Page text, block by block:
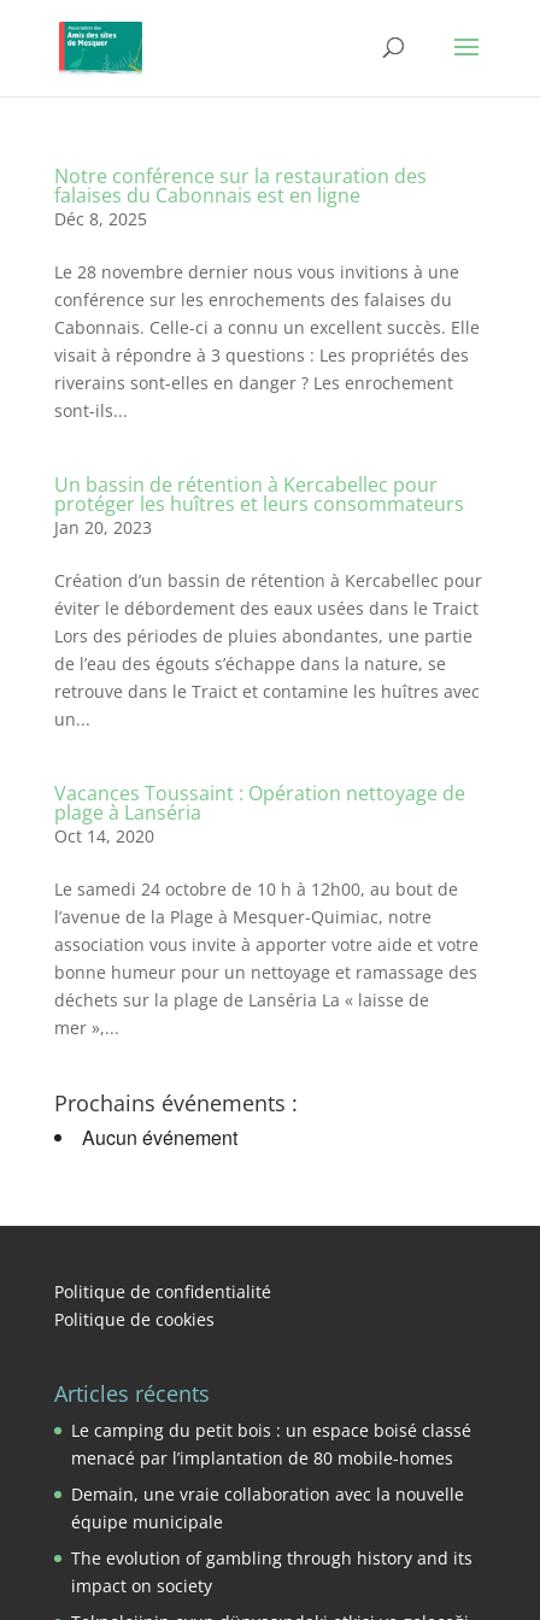
Notre conférence sur la restauration des
falaises du Cabonnais est en ligne
Déc 8, 2025
Le 28 novembre dernier nous vous invitions à une
conférence sur les enrochements des falaises du
Cabonnais. Celle-ci a connu un excellent succès. Elle
visait à répondre à 3 questions : Les propriétés des
riverains sont-elles en danger ? Les enrochement
sont-ils...
Un bassin de rétention à Kercabellec pour
protéger les huîtres et leurs consommateurs
Jan 20, 2023
Création d’un bassin de rétention à Kercabellec pour
éviter le débordement des eaux usées dans le Traict
Lors des périodes de pluies abondantes, une partie
de l’eau des égouts s’échappe dans la nature, se
retrouve dans le Traict et contamine les huîtres avec
un...
Vacances Toussaint : Opération nettoyage de
plage à Lanséria
Oct 14, 2020
Le samedi 24 octobre de 10 h à 12h00, au bout de
l’avenue de la Plage à Mesquer-Quimiac, notre
association vous invite à apporter votre aide et votre
bonne humeur pour un nettoyage et ramassage des
déchets sur la plage de Lanséria La « laisse de
mer »,...
Prochains événements :
Aucun événement
Politique de confidentialité
Politique de cookies
Articles récents
Le camping du petit bois : un espace boisé classé
menacé par l’implantation de 80 mobile-homes
Demain, une vraie collaboration avec la nouvelle
équipe municipale
The evolution of gambling through history and its
impact on society